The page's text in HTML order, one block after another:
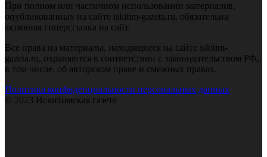
При полном или частичном использовании материалов,
опубликованных на сайте iskitim-gazeta.ru, обязательна
активная гиперссылка на сайт
Все права на материалы, находящиеся на сайте iskitim-
gazeta.ru, охраняются в соответствии с законодательством РФ,
в том числе, об авторском праве и смежных правах.
Политика конфиденциальности персональных данных
© 2023 Искитимская газета